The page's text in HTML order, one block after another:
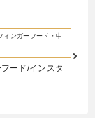
ィンガーフード・中
ード/インスタ